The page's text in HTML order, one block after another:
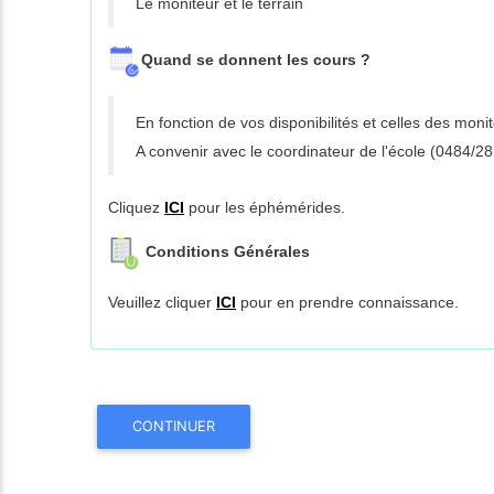
Quand se donnent les cours ?
En fonction de vos disponibilités et celles des
A convenir avec le coordinateur de l'école (0484/
Cliquez ICI pour les éphémérides.
Conditions Générales
Veuillez cliquer ICI pour en prendre connaissance.
CONTINUER